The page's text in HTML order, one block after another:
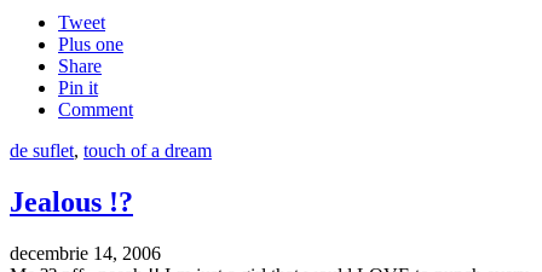
Tweet
Plus one
Share
Pin it
Comment
de suflet, touch of a dream
Jealous !?
decembrie 14, 2006